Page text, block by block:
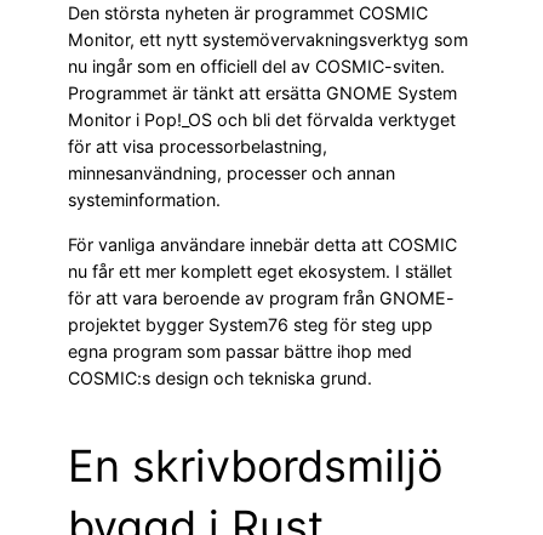
Den största nyheten är programmet COSMIC
Monitor, ett nytt systemövervakningsverktyg som
nu ingår som en officiell del av COSMIC-sviten.
Programmet är tänkt att ersätta GNOME System
Monitor i Pop!_OS och bli det förvalda verktyget
för att visa processorbelastning,
minnesanvändning, processer och annan
systeminformation.
För vanliga användare innebär detta att COSMIC
nu får ett mer komplett eget ekosystem. I stället
för att vara beroende av program från GNOME-
projektet bygger System76 steg för steg upp
egna program som passar bättre ihop med
COSMIC:s design och tekniska grund.
En skrivbordsmiljö